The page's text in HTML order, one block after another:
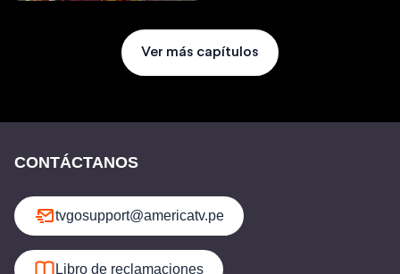
Ver más capítulos
CONTÁCTANOS
tvgosupport@americatv.pe
Libro de reclamaciones